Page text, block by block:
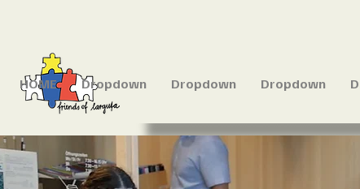
HOME Dropdown Dropdown Dropdown